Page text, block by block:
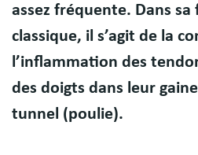
assez fréquente. Dans sa
classique, il s’agit de la
l’inflammation des
des doigts dans leur
tunnel (poulie).